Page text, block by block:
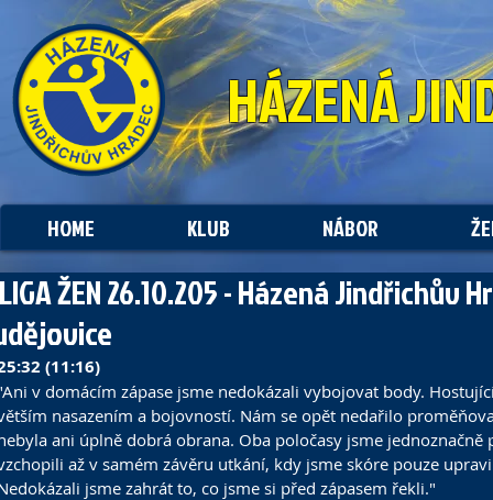
HÁZENÁ
HOME KLUB NÁBOR
ŽEN 26.10.205 - Házená Jindřichův
(11:16)
v domácím zápase jsme nedokázali vybojovat body.
nasazením a bojovností. Nám se opět nedařilo
ani úplně dobrá obrana. Oba poločasy jsme
až v samém závěru utkání, kdy jsme skóre pouze
jsme zahrát to, co jsme si před zápasem řekli."